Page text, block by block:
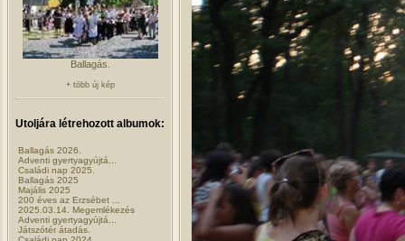
Ballagás.
+ több új kép
Utoljára létrehozott albumok:
Ballagás 2026.
Adventi gyertyagyújtá...
Családi nap 2025.
Ballagás 2025
Majális 2025
200 éves az Erzsébet ...
2025.03.14. Megemlékezés
Adventi gyertyagyújtá...
Játszótér átadás.